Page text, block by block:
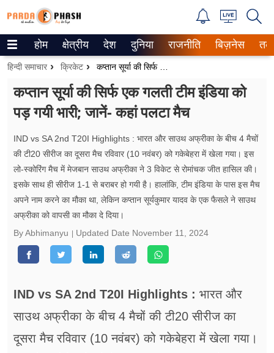
Trending on Google News
वेब स्टोरीज
उत्तर प्रदेश
गैलरी
वीडियो
रिलेशनशिप
जीवन मंत्रा
ब्‍यूटी
होम क्षेत्रीय देश दुनिया राजनीति बिज़नेस
हिन्दी समाचार क्रिकेट
कप्तान सूर्या की सिर्फ एक गलती टीम इंडिया को
पड़ गयी भारी; जानें- कहां पलटा मैच
IND vs SA 2nd T20I Highlights : भारत और साउथ अफ्रीका के बीच 4 मैचों
की टी20 सीरीज का दूसरा मैच रविवार (10 नवंबर) को गकेबेहरा में खेला गया। इस
लो-स्कोरिंग मैच में मेजबान साउथ अफ्रीका ने 3 विकेट से रोमांचक जीत हासिल की।
इसके साथ ही सीरीज 1-1 से बराबर हो गयी है। हालांकि, टीम इंडिया के पास इस मैच
अपने नाम करने का मौका था, लेकिन कप्तान सूर्यकुमार यादव के एक फैसले ने साउथ
अफ्रीका को वापसी का मौका दे दिया।
By Abhimanyu
Updated Date November 11, 2024
IND vs SA 2nd T20I Highlights : भारत और
साउथ अफ्रीका के बीच 4 मैचों की टी20 सीरीज का
दूसरा मैच रविवार (10 नवंबर) को गकेबेहरा में खेला गया।